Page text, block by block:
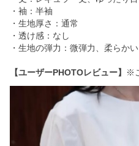
・袖：半袖
・生地厚さ：通常
・透け感：なし
・生地の弾力：微弾力、柔らかい
【ユーザーPHOTOレビュー】